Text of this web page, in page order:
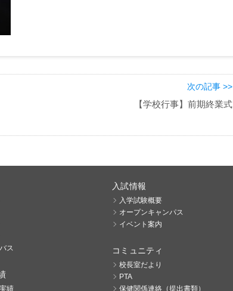
次の記事 >>
【学校行事】前期終業式
ス
績
入試情報
入学試験概要
オープンキャンパス
イベント案内
コミュニティ
校長室だより
PTA
保健関係連絡（提出書類）